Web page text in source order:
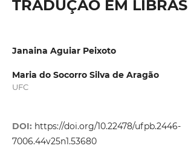
TRADUÇÃO EM LIBRAS
Janaina Aguiar Peixoto
Maria do Socorro Silva de Aragão
UFC
DOI: https://doi.org/10.22478/ufpb.2446-
7006.44v25n1.53680